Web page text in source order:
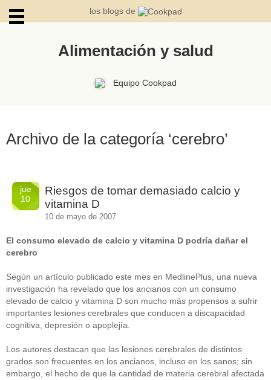
los blogs de
Alimentación y salud
Equipo Cookpad
Archivo de la categoría ‘cerebro’
jue
10
Riesgos de tomar demasiado calcio y
vitamina D
10 de mayo de 2007
El consumo elevado de calcio y vitamina D podría dañar el
cerebro
Según un artículo publicado este mes en MedlinePlus, una nueva
investigación ha revelado que los ancianos con un consumo
elevado de calcio y vitamina D son mucho más propensos a sufrir
importantes lesiones cerebrales que conducen a discapacidad
cognitiva, depresión o apoplejía.
Los autores destacan que las lesiones cerebrales de distintos
grados son frecuentes en los ancianos, incluso en los sanos; sin
embargo, el hecho de que la cantidad de materia cerebral afectada